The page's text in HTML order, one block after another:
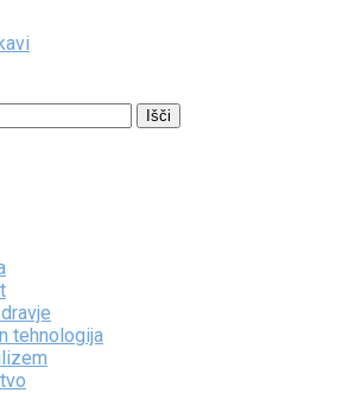
ob kavi
tehnologija